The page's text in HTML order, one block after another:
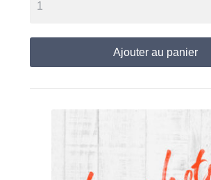
Ajouter au panier